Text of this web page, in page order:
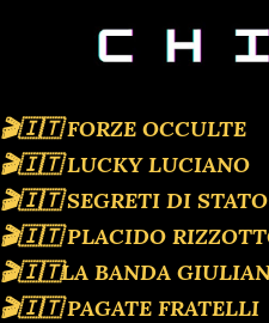
🎬🇮🇹 FORZE OCCULTE
🎬🇮🇹 LUCKY LUCIANO
🎬🇮🇹 SEGRETI DI STATO
🎬🇮🇹 PLACIDO
🎬🇮🇹LA BANDA
🎬🇮🇹 PAGATE FRATELLI